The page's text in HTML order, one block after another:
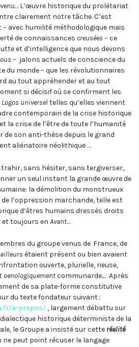
… L’œuvre historique du prolétariat
clairement notre tâche. C’est
avec humilité méthodologique mais
de connaissances creusées – ce
et d’intelligence que nous devons
– jalons actuels de conscience du
du monde – que les révolutionnaires
au tout appréhender et au tout
si décisif où se confirment les
Logos universeltelles qu’elles viennent
contemporain de la crise historique
la crise de l’être de toute l’humanité
de son anti-thèse depuis le grand
aliénatoire néolithique …
sans hésiter, sans tergiverser,
un seul instant la grande œuvre de
la démolition du monstrueux
l’oppression marchande, telle est
d’êtres humains dressés droits
et toujours en Avant…
du groupe venus de France, de
ailleurs étaient présent ou bien avaient
ouverte, plurielle, rieuse,
oenologiquementcommunarde… Après
de sa plate-forme constitutive
du texte fondateur suivant :
a-propos/ , largement débattu sur
historique déterministe de la
le Groupe a insisté sur cette réalité
ne peut point récuser le langage